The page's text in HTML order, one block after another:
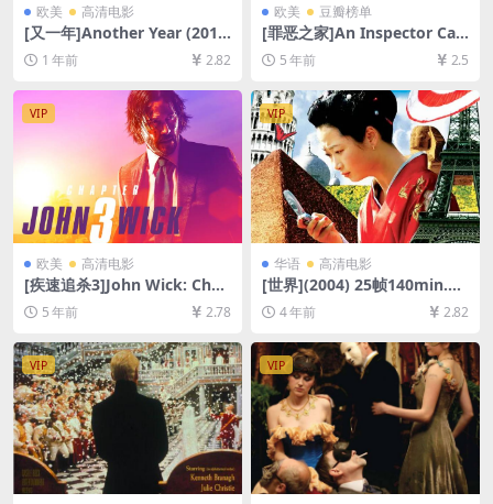
欧美 高清电影
[又一年]Another Year (201
0)[百度网盘+夸克网盘1080P
超清未删减资源][网盘在线播
放/下载][MP4/8.5GB][中英字
幕]
1 年前 2.82
欧美 豆瓣榜单
[罪恶之家]An Inspector Call
s (2015)[百度网盘+迅雷云盘
资源1080P超清未删减][MP4/
5.4GB][中英字幕]
5 年前 2.5
VIP
欧美 高清电影
[疾速追杀3]John Wick: Chap
ter 3 – Parabellum (2019)
[百度网盘+迅雷云盘资源1080
英字幕]
5 年前 2.78
VIP
华语 高清电影
[世界](2004) 25帧140min.与
24帧143min版本一致[百度网
盘+迅雷云盘资源1080P超清
幕]
4 年前 2.82
VIP VIP